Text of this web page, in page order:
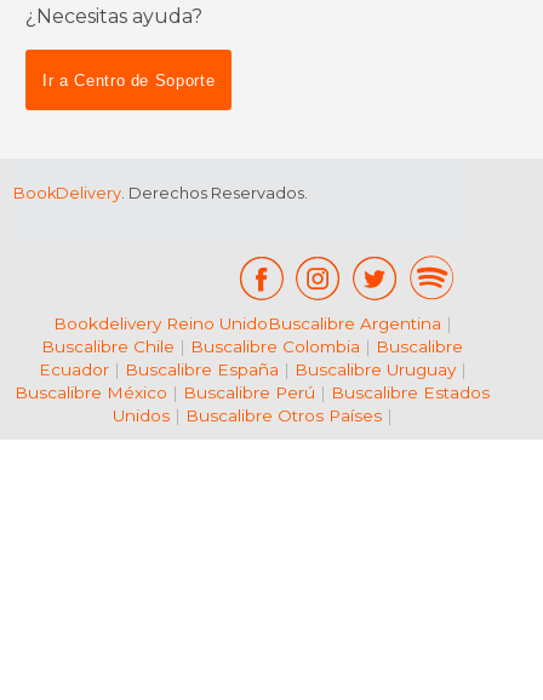
¿Necesitas ayuda?
Ir a Centro de Soporte
BookDelivery. Derechos Reservados.
Bookdelivery Reino UnidoBuscalibre Argentina |
Buscalibre Chile | Buscalibre Colombia | Buscalibre
Ecuador| Buscalibre España | Buscalibre Uruguay|
Buscalibre México | Buscalibre Perú | Buscalibre Estados
Unidos| Buscalibre Otros Países|